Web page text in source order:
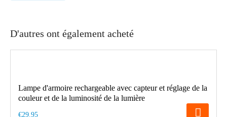
D'autres ont également acheté
Lampe d'armoire rechargeable avec capteur et réglage de la
couleur et de la luminosité de la lumière
€29.95